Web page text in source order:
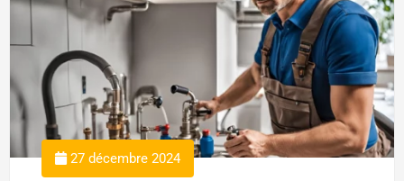
27 décembre 2024